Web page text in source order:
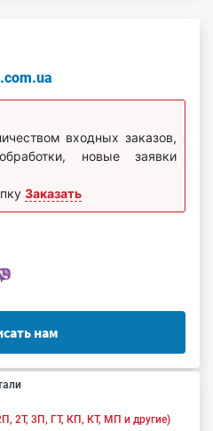
входных заказов,
новые заявки
Заказать
нам
2Т, 3П, ГТ, КП, КТ, МП и другие)